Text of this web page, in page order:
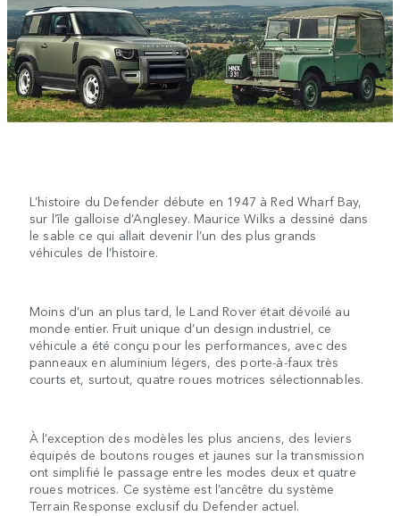
L’histoire du Defender débute en 1947 à Red Wharf Bay,
sur l’île galloise d’Anglesey. Maurice Wilks a dessiné dans
le sable ce qui allait devenir l’un des plus grands
véhicules de l’histoire.
Moins d’un an plus tard, le Land Rover était dévoilé au
monde entier. Fruit unique d’un design industriel, ce
véhicule a été conçu pour les performances, avec des
panneaux en aluminium légers, des porte-à-faux très
courts et, surtout, quatre roues motrices sélectionnables.
À l’exception des modèles les plus anciens, des leviers
équipés de boutons rouges et jaunes sur la transmission
ont simplifié le passage entre les modes deux et quatre
roues motrices. Ce système est l’ancêtre du système
Terrain Response exclusif du Defender actuel.